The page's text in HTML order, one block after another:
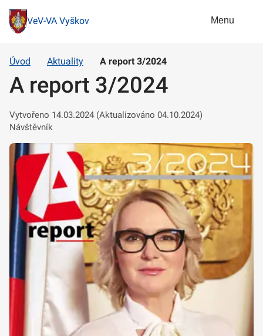
VeV-VA Vyškov Menu
Úvod Aktuality A report 3/2024
A report 3/2024
Vytvořeno 14.03.2024 (Aktualizováno 04.10.2024)
Návštěvník